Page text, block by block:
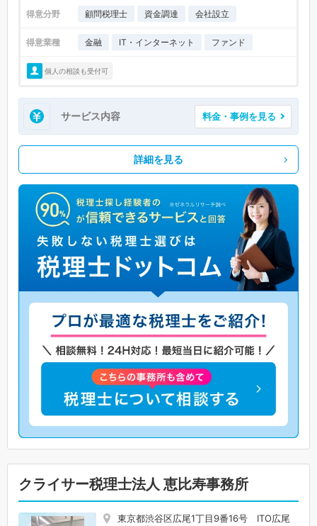
得意分野 顧問税理士 資金調達 会社設立
得意業種 金融 IT・インターネット ファンド
個人の相談も受付可
サービス内容 料金・事例を見る
詳細を見る
クライサー税理士法人 恵比寿事務所
東京都渋谷区広尾1丁目9番16号 ITO広尾